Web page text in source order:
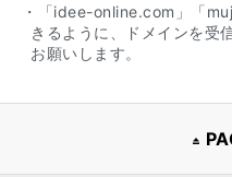
・「idee-online.com」「
きるように、ドメインを受
お願いします。